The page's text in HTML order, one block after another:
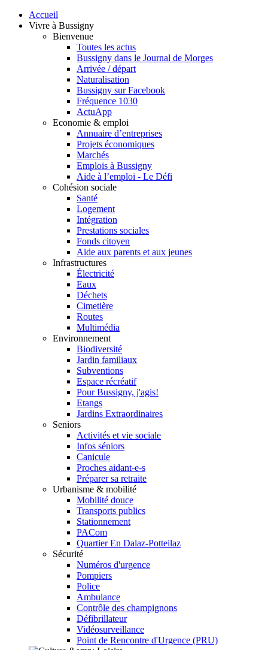
Accueil
Vivre à Bussigny
Bienvenue
Toutes les actus
Bussigny dans le Journal de Morges
Arrivée / départ
Naturalisation
Bussigny sur Facebook
Fréquence 1030
ActuApp
Economie & emploi
Annuaire d’entreprises
Projets économiques
Marchés
Emplois à Bussigny
Aide à l’emploi - Le Défi
Cohésion sociale
Santé
Logement
Intégration
Prestations sociales
Fonds citoyen
Aide aux parents et aux jeunes
Infrastructures
Électricité
Eaux
Déchets
Cimetière
Routes
Multimédia
Environnement
Biodiversité
Jardin familiaux
Subventions
Espace récréatif
Pour Bussigny, j'agis!
Etangs
Jardins Extraordinaires
Seniors
Activités et vie sociale
Infos séniors
Canicule
Proches aidant-e-s
Préparer sa retraite
Urbanisme & mobilité
Mobilité douce
Transports publics
Stationnement
PACom
Quartier En Dalaz-Potteilaz
Sécurité
Numéros d'urgence
Pompiers
Police
Ambulance
Contrôle des champignons
Défibrillateur
Vidéosurveillance
Point de Rencontre d'Urgence (PRU)